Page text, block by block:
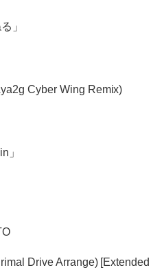
」
Cyber Wing Remix)
」
Drive Arrange) [Extended